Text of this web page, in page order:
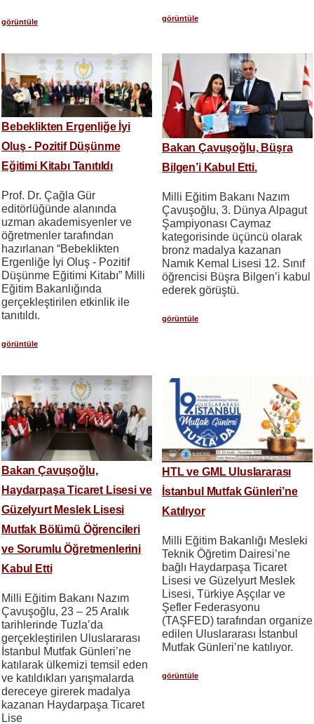
görüntüle görüntüle
Bebeklikten Ergenliğe İyi
Oluş - Pozitif Düşünme
Eğitimi Kitabı Tanıtıldı
Prof. Dr. Çağla Gür
editörlüğünde alanında
uzman akademisyenler ve
öğretmenler tarafından
hazırlanan “Bebeklikten
Ergenliğe İyi Oluş - Pozitif
Düşünme Eğitimi Kitabı” Milli
Eğitim Bakanlığında
gerçekleştirilen etkinlik ile
tanıtıldı.
görüntüle
Bakan Çavuşoğlu, Büşra
Bilgen’i Kabul Etti.
Milli Eğitim Bakanı Nazım
Çavuşoğlu, 3. Dünya Alpagut
Şampiyonası Caymaz
kategorisinde üçüncü olarak
bronz madalya kazanan
Namık Kemal Lisesi 12. Sınıf
öğrencisi Büşra Bilgen’i kabul
ederek görüştü.
görüntüle
Bakan Çavuşoğlu,
Haydarpaşa Ticaret Lisesi ve
Güzelyurt Meslek Lisesi
Mutfak Bölümü Öğrencileri
ve Sorumlu Öğretmenlerini
Kabul Etti
Milli Eğitim Bakanı Nazım
Çavuşoğlu, 23 – 25 Aralık
tarihlerinde Tuzla’da
gerçekleştirilen Uluslararası
İstanbul Mutfak Günleri’ne
katılarak ülkemizi temsil eden
ve katıldıkları yarışmalarda
dereceye girerek madalya
kazanan Haydarpaşa Ticaret
Lise
HTL ve GML Uluslararası
İstanbul Mutfak Günleri’ne
Katılıyor
Milli Eğitim Bakanlığı Mesleki
Teknik Öğretim Dairesi’ne
bağlı Haydarpaşa Ticaret
Lisesi ve Güzelyurt Meslek
Lisesi, Türkiye Aşçılar ve
Şefler Federasyonu
(TAŞFED) tarafından organize
edilen Uluslararası İstanbul
Mutfak Günleri’ne katılıyor.
görüntüle